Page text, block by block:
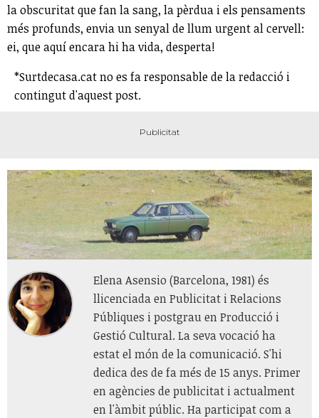
la obscuritat que fan la sang, la pèrdua i els pensaments
més profunds, envia un senyal de llum urgent al cervell:
ei, que aquí encara hi ha vida, desperta!
*Surtdecasa.cat no es fa responsable de la redacció i
contingut d'aquest post.
Elena Asensio (Barcelona, 1981) és
llicenciada en Publicitat i Relacions
Públiques i postgrau en Producció i
Gestió Cultural. La seva vocació ha
estat el món de la comunicació. S'hi
dedica des de fa més de 15 anys. Primer
en agències de publicitat i actualment
en l'àmbit públic. Ha participat com a